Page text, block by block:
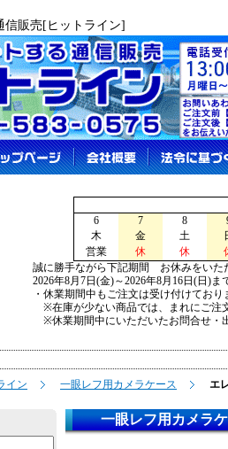
信販売[ヒットライン]
6
7 8
木
金 土
営業
休 休
誠に勝手ながら下記期間 お休みをいた
2026年8月7日(金)～2026年8月16日(日)ま
・休業期間中もご注文は受け付けてお
※在庫が少ない商品では、まれにご注
※休業期間中にいただいたお問合せ・
イン 一眼レフ用カメラケース エ
一眼レフ用カメラ